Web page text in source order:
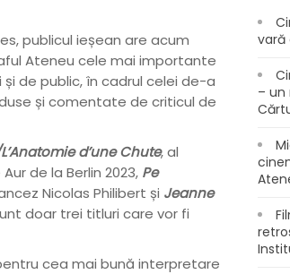
publicul ieșean are acum
Ateneu cele mai importante
de public, în cadrul celei de-a
și comentate de criticul de
d’une Chute, al
de la Berlin 2023, Pe
Nicolas Philibert și Jeanne
doar trei titluri care vor fi
cea mai bună interpretare
vară
–